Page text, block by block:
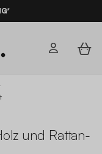
und Rattan-